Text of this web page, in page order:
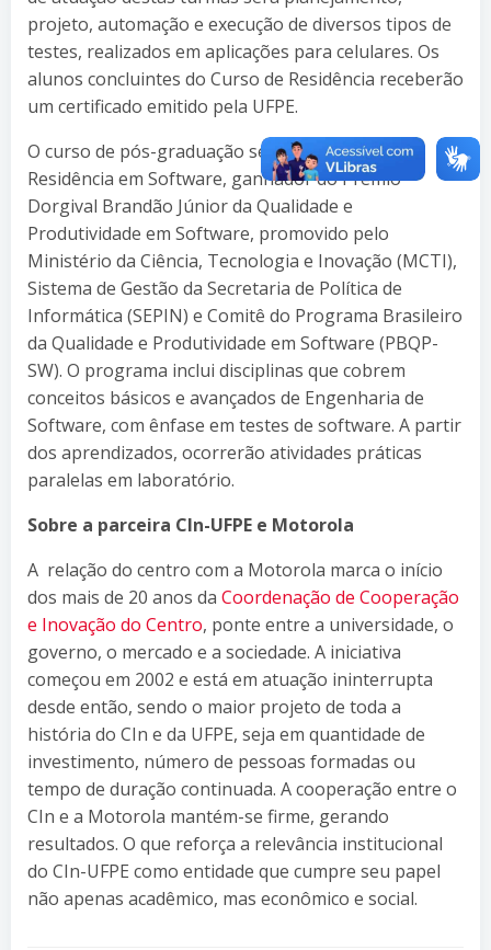
projeto, automação e execução de diversos tipos de
testes, realizados em aplicações para celulares. Os
alunos concluintes do Curso de Residência receberão
um certificado emitido pela UFPE.
O curso de pós-graduação segue o modelo de
Residência em Software, ganhador do Prêmio
Dorgival Brandão Júnior da Qualidade e
Produtividade em Software, promovido pelo
Ministério da Ciência, Tecnologia e Inovação (MCTI),
Sistema de Gestão da Secretaria de Política de
Informática (SEPIN) e Comitê do Programa Brasileiro
da Qualidade e Produtividade em Software (PBQP-
SW). O programa inclui disciplinas que cobrem
conceitos básicos e avançados de Engenharia de
Software, com ênfase em testes de software. A partir
dos aprendizados, ocorrerão atividades práticas
paralelas em laboratório.
Sobre a parceira CIn-UFPE e Motorola
A relação do centro com a Motorola marca o início
dos mais de 20 anos da Coordenação de Cooperação
e Inovação do Centro, ponte entre a universidade, o
governo, o mercado e a sociedade. A iniciativa
começou em 2002 e está em atuação ininterrupta
desde então, sendo o maior projeto de toda a
história do CIn e da UFPE, seja em quantidade de
investimento, número de pessoas formadas ou
tempo de duração continuada. A cooperação entre o
CIn e a Motorola mantém-se firme, gerando
resultados. O que reforça a relevância institucional
do CIn-UFPE como entidade que cumpre seu papel
não apenas acadêmico, mas econômico e social.